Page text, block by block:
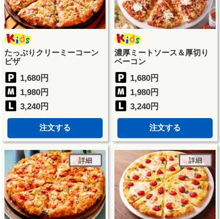
たっぷりクリーミーコーン
ピザ
1,680円
1,980円
3,240円
注文する
濃厚ミートソース＆厚切り
ベーコン
1,680円
1,980円
3,240円
注文する
詳細 詳細